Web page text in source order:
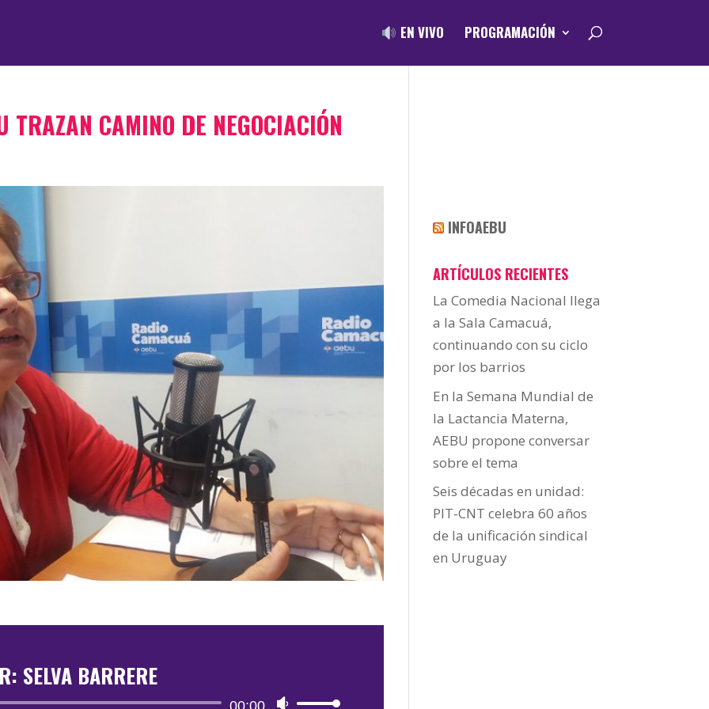
EN VIVO PROGRAMACIÓN
TRAZAN CAMINO DE NEGOCIACIÓN
SELVA BARRERE
Reproductor 00:00 Utiliza
INFOAEBU
ARTÍCULOS RECIENTES
La Comedia Nacional llega
a la Sala Camacuá,
continuando con su ciclo
por los barrios
En la Semana Mundial de
la Lactancia Materna,
AEBU propone conversar
sobre el tema
Seis décadas en unidad:
PIT-CNT celebra 60 años
de la unificación sindical
en Uruguay